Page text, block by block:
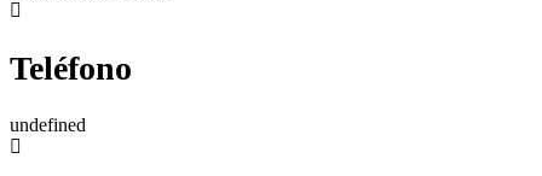
Teléfono
undefined